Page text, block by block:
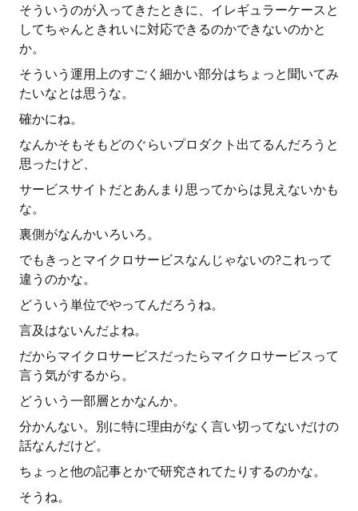
そういうのが入ってきたときに、イレギュラーケースと
してちゃんときれいに対応できるのかできないのかと
か。
そういう運用上のすごく細かい部分はちょっと聞いてみ
たいなとは思うな。
確かにね。
なんかそもそもどのぐらいプロダクト出てるんだろうと
思ったけど、
サービスサイトだとあんまり思ってからは見えないかも
な。
裏側がなんかいろいろ。
でもきっとマイクロサービスなんじゃないの?これって
違うのかな。
どういう単位でやってんだろうね。
言及はないんだよね。
だからマイクロサービスだったらマイクロサービスって
言う気がするから。
どういう一部層とかなんか。
分かんない。別に特に理由がなく言い切ってないだけの
話なんだけど。
ちょっと他の記事とかで研究されてたりするのかな。
そうね。